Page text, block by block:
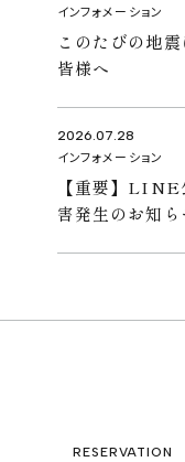
インフォメーション
このたびの地
皆様へ
2026.07.28
インフォメーション
【重要】LINE
害発生のお知ら
RESERVATION